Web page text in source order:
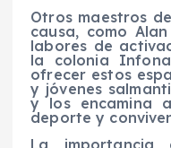
Otros maestros
causa, como
labores de
la colonia
ofrecer estos
y jóvenes
y los encamina
deporte y
La